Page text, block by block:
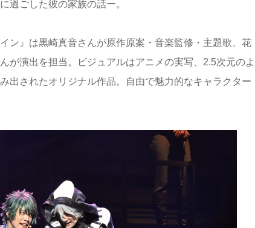
過ごした彼の家族の話ー。
ン』は黒崎真音さんが原作原案・音楽監修・主題歌、花
が演出を担当。ビジュアルはアニメの実写、2.5次元のよ
出されたオリジナル作品。自由で魅力的なキャラクター